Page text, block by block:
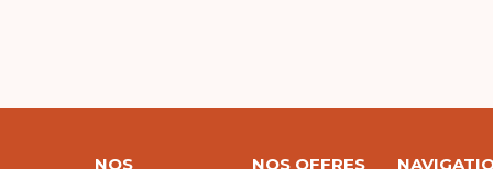
NOS
NOS OFFRES